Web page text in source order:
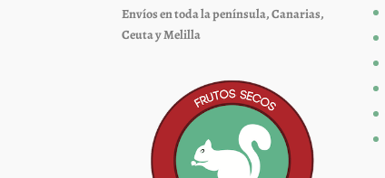
Envíos en toda la península, Canarias,
Ceuta y Melilla